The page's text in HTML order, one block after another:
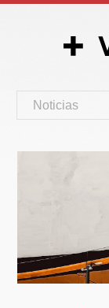
Noticias